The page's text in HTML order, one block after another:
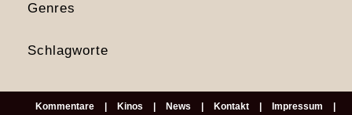
Genres
Schlagworte
Kommentare Kinos News Kontakt Impressum